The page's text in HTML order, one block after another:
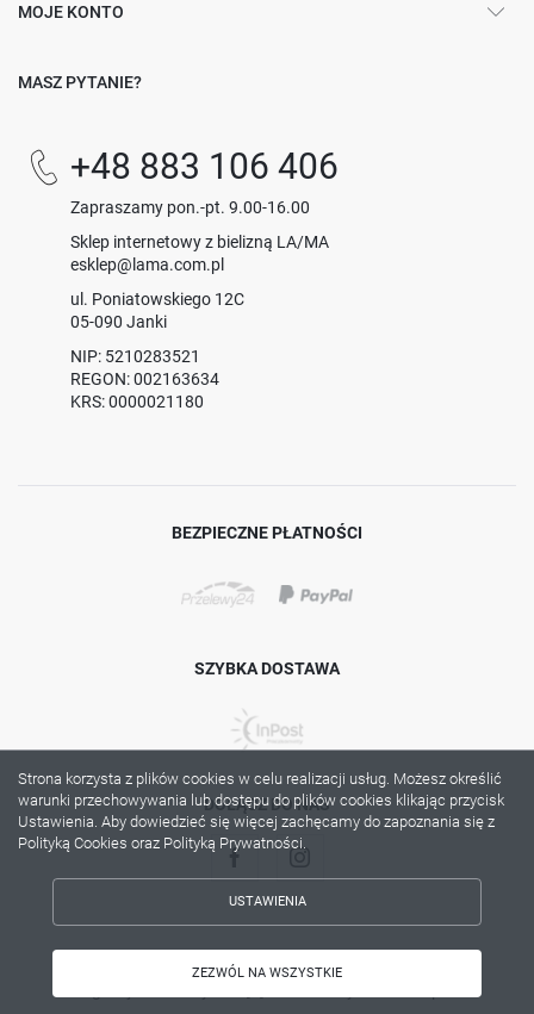
MOJE KONTO
MASZ PYTANIE?
+48 883 106 406
Zapraszamy pon.-pt. 9.00-16.00
Sklep internetowy z bielizną LA/MA
esklep@lama.com.pl
ul. Poniatowskiego 12C
05-090 Janki
NIP: 5210283521
REGON: 002163634
KRS: 0000021180
BEZPIECZNE PŁATNOŚCI
SZYBKA DOSTAWA
DOŁĄCZ DO NAS
Copyright by lama.com.pl
Strona korzysta z plików cookies w celu realizacji usług. Możesz określić
warunki przechowywania lub dostępu do plików cookies klikając przycisk
Ustawienia. Aby dowiedzieć się więcej zachęcamy do zapoznania się z
Polityką Cookies oraz Polityką Prywatności.
USTAWIENIA
ZEZWÓL NA WSZYSTKIE
ZEZWÓL NA WSZYSTKIE